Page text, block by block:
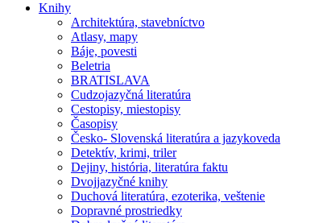
Knihy
Architektúra, stavebníctvo
Atlasy, mapy
Báje, povesti
Beletria
BRATISLAVA
Cudzojazyčná literatúra
Cestopisy, miestopisy
Časopisy
Česko- Slovenská literatúra a jazykoveda
Detektív, krimi, triler
Dejiny, história, literatúra faktu
Dvojjazyčné knihy
Duchová literatúra, ezoterika, veštenie
Dopravné prostriedky